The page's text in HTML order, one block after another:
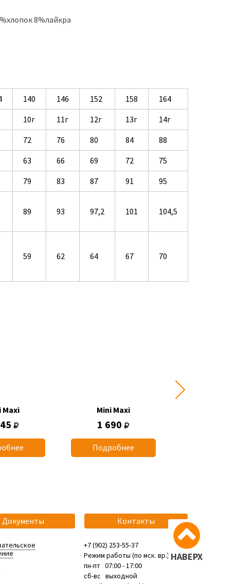
8%лайкра
140 146 152 158
164
10г 11г 12г 13г
14г
72 76 80 84
88
63 66 69 72
75
79 83 87 91
95
89 93 97,2 101 104,5
59 62 64 67 70
Maxi Mini Maxi
1 690
Подробнее
НАВЕРХ
Документы Контакты
+7 (902) 253-55-37
Режим работы (по мск. вр.):
пн-пт 07:00 - 17:00
сб-вс выходной